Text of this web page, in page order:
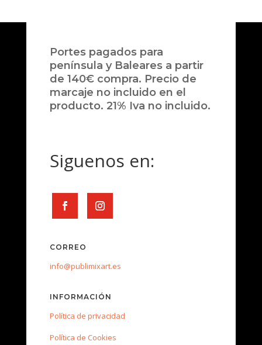
Portes pagados para
península y Baleares a partir
de 140€ compra. Precio de
marcaje no incluido en el
producto. 21% Iva no incluido.
Siguenos en:
CORREO
info@publimixart.es
INFORMACIÓN
Política de privacidad
Política de Cookies